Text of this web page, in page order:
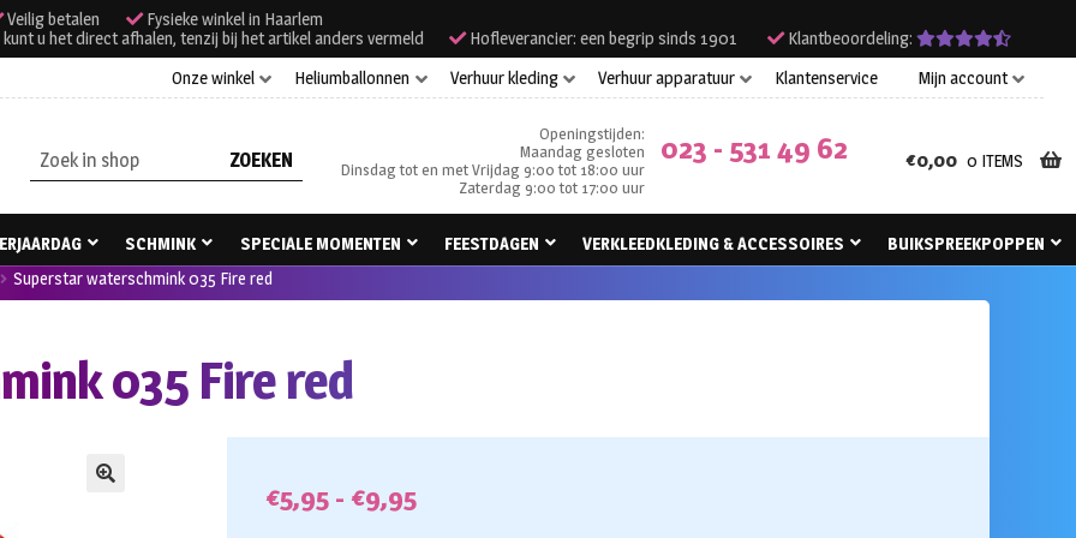
Veilig betalen
Fysieke winkel in Haarlem
u het direct afhalen, tenzij bij het artikel anders vermeld
Hofleverancier: een begrip sinds 1901
Klantbeoordeling:
Onze winkel
Heliumballonnen Verhuur kleding Verhuur apparatuur Klantenservice Mijn account
Zoeken
naar:
Openingstijden:
Maandag gesloten
Dinsdag tot en met Vrijdag 9:00 tot 18:00 uur
Zaterdag 9:00 tot 17:00 uur
023 - 531 49 62 €0,00 0 ITEMS
SCHMINK SPECIALE MOMENTEN FEESTDAGEN VERKLEEDKLEDING & ACCESSOIRES
BUIKSPREEKPOPPEN
Superstar waterschmink 035 Fire red
035 Fire red
€5,95 - €9,95Prijsklasse: